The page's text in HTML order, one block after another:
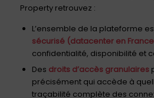
Property retrouvez :
L’ensemble de la plateforme
sécurisé (datacenter en
confidentialité, disponibilité et
Des droits d’accès granulaires
précisément qui accède à
traçabilité complète des